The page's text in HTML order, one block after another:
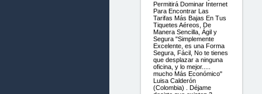
Permitirá Dominar Internet
Para Encontrar Las
Tarifas Más Bajas En Tus
Tiquetes Aéreos, De
Manera Sencilla, Ágil y
Segura "Simplemente
Excelente, es una Forma
Segura, Fácil, No te tienes
que desplazar a ninguna
oficina, y lo mejor.....
mucho Más Económico"
Luisa Calderón
(Colombia) . Déjame